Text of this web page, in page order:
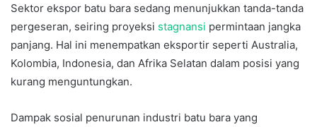
Sektor ekspor batu bara sedang menunjukkan tanda-tanda
pergeseran, seiring proyeksi stagnansi permintaan jangka
panjang. Hal ini menempatkan eksportir seperti Australia,
Kolombia, Indonesia, dan Afrika Selatan dalam posisi yang
kurang menguntungkan.
Dampak sosial penurunan industri batu bara yang